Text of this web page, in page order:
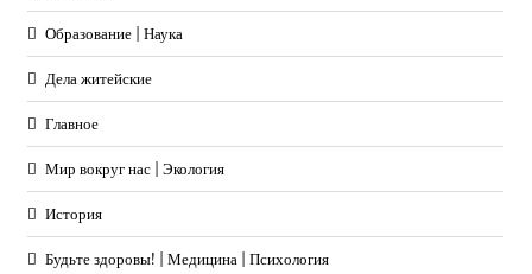
Образование | Наука
Дела житейские
Главное
Мир вокруг нас | Экология
История
Будьте здоровы! | Медицина | Психология